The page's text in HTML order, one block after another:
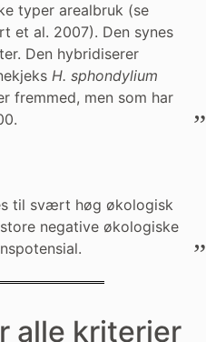
typer arealbruk (se
et al. 2007). Den synes
Den hybridiserer
H. sphondylium
fremmed, men som har
til svært høg økologisk
negative økologiske
alle kriterier